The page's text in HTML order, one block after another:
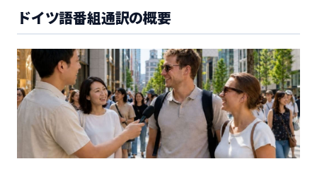
ドイツ語番組通訳の概要